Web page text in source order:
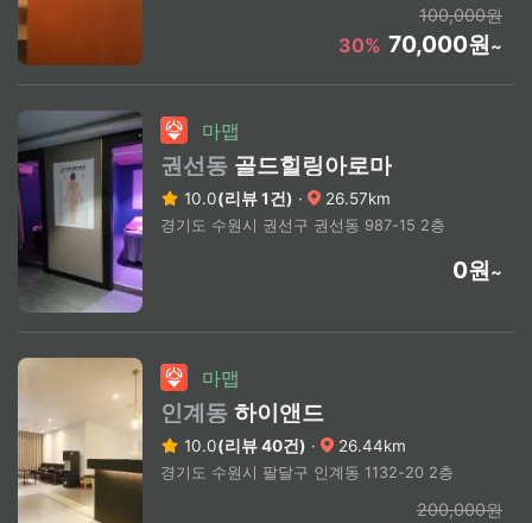
100,000원
30% 70,000원~
마맵
권선동 골드힐링아로마
10.0(리뷰 1건) · 26.57km
경기도 수원시 권선구 권선동 987-15 2층
0원~
마맵
인계동 하이앤드
10.0(리뷰 40건) · 26.44km
경기도 수원시 팔달구 인계동 1132-20 2층
200,000원